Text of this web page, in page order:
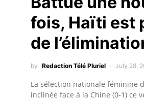
fois, Haïti est
de
by Redaction Télé Pluriel July 28,
La sélection nationale féminine
inclinée face à la Chine (0-1) ce